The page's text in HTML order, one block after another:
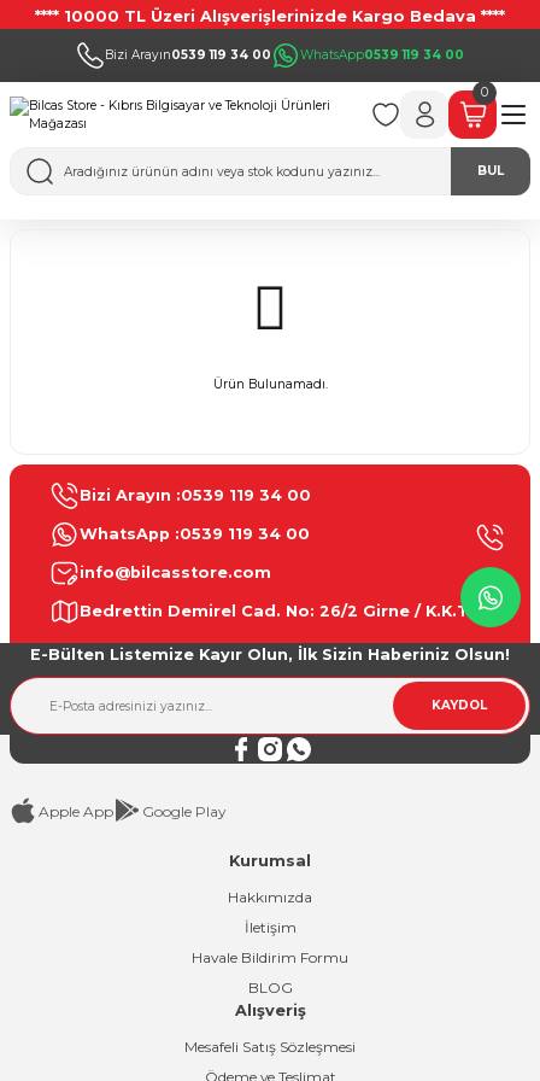
**** 10000 TL Üzeri Alışverişlerinizde Kargo Bedava ****
Bizi Arayın0539 119 34 00 WhatsApp0539 119 34 00
BUL
0
Ürün Bulunamadı.
Bizi Arayın :0539 119 34 00
WhatsApp :0539 119 34 00
info@bilcasstore.com
Bedrettin Demirel Cad. No: 26/2 Girne / K.K.T.C.
E-Bülten Listemize Kayır Olun, İlk Sizin Haberiniz Olsun!
KAYDOL
Apple App Google Play
Kurumsal
Hakkımızda
İletişim
Havale Bildirim Formu
BLOG
Alışveriş
Mesafeli Satış Sözleşmesi
Ödeme ve Teslimat